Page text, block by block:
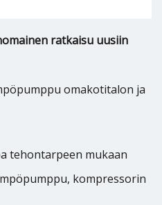
ratkaisu uusiin
omakotitalon ja
tehontarpeen mukaan
kompressorin